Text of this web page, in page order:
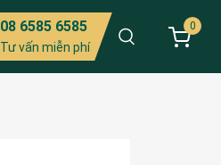
08 6585 6585
Tư vấn miễn phí
0